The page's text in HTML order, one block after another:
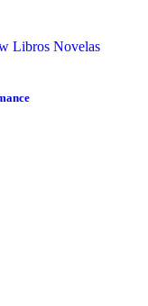
Libros Novelas